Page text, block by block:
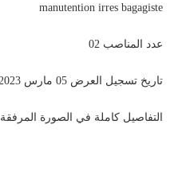
manutention irres bagagiste
عدد المناصب 02
تاريخ تسجيل العرض 05 مارس 2023
التفاصيل كاملة في الصورة المرفقة